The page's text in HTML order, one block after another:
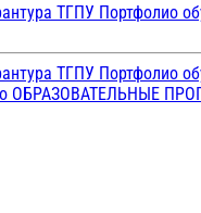
ТГПУ Портфолио
ТГПУ Портфолио
ОБРАЗОВАТЕЛЬНЫЕ